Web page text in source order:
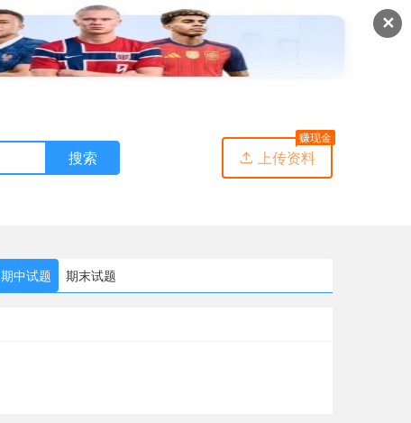
✕
搜索  上传资料
赚现金
期中试题 期末试题